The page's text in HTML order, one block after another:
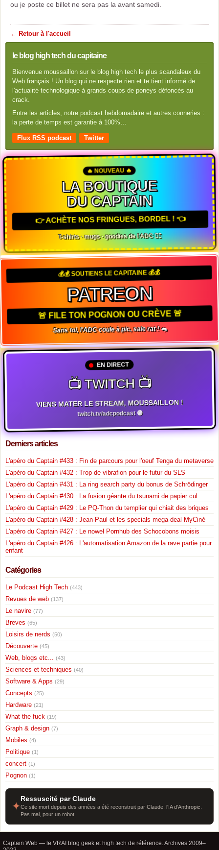
ou je poste ce billet ne sera pas la avant samedi.
← Retour à l'accueil
le blog high tech du capitaine
Bienvenue moussaillon sur le blog high tech le plus scandaleux du
Web français ! Un blog qui ne respecte rien et te tient informé de
l'actualité technologique à grands coups de poneys défoncés au
crack.
Entre les articles, notre podcast hebdomadaire et autres conneries :
la perte de temps est garantie à 100%…
Flux RSS podcast Twitter
🔥 NOUVEAU 🔥
LA BOUTIQUE
DU CAPTAIN
👉 ACHÈTE NOS FRINGUES, BORDEL ! 👈
T-shirts · mugs · goodies de l'ADC 🏴‍☠️
💰💰 SOUTIENS LE CAPITAINE 💰💰
PATREON
🚨 FILE TON POGNON OU CRÈVE 🚨
Sans toi, l'ADC coule à pic, sale rat ! 🐀
EN DIRECT
📺 TWITCH 📺
VIENS MATER LE STREAM, MOUSSAILLON !
twitch.tv/adcpodcast 🟣
Derniers articles
L'apéro du Captain #433 : Fin de parcours pour l'oeuf Tenga du metaverse
L'apéro du Captain #432 : Trop de vibrafion pour le futur du SLS
L'apéro du Captain #431 : La ring search party du bonus de Schrödinger
L'apéro du Captain #430 : La fusion géante du tsunami de papier cul
L'apéro du Captain #429 : Le PQ-Thon du templier qui chiait des briques
L'apéro du Captain #428 : Jean-Paul et les specials mega-deal MyCiné
L'apéro du Captain #427 : Le nowel Pornhub des Schocobons moisis
L'apéro du Captain #426 : L'automatisation Amazon de la rave partie pour
enfant
Catégories
Le Podcast High Tech (443)
Revues de web (137)
Le navire (77)
Breves (65)
Loisirs de nerds (50)
Découverte (45)
Web, blogs etc... (43)
Sciences et techniques (40)
Software & Apps (29)
Concepts (25)
Hardware (21)
What the fuck (19)
Graph & design (7)
Mobiles (4)
Politique (1)
concert (1)
Pognon (1)
✦
Ressuscité par Claude
Ce site mort depuis des années a été reconstruit par Claude, l'IA d'Anthropic.
Pas mal, pour un robot.
Captain Web — le VRAI blog geek et high tech de référence. Archives 2009–